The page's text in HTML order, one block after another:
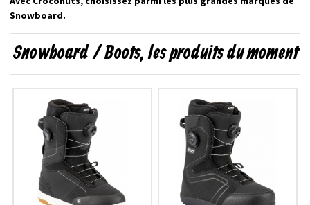
Snowboard.
Snowboard / Boots, les produits du moment